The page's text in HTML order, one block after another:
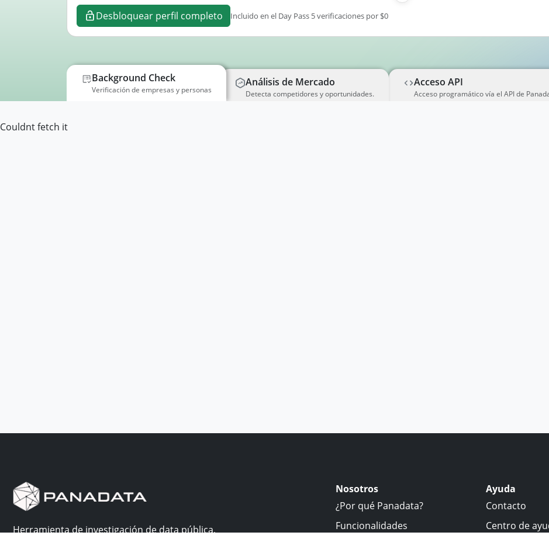
Desbloquear perfil completo Incluido en el Day Pass 5 verificaciones por $0
Background Check
Verificación de empresas y personas
Análisis de Mercado
Detecta competidores y oportunidades.
Acceso API
Acceso programático vía el API de
Couldnt fetch it
Herramienta de investigación de data pública,
Nosotros
¿Por qué Panadata?
Funcionalidades
Ayuda
Contacto
Centro de